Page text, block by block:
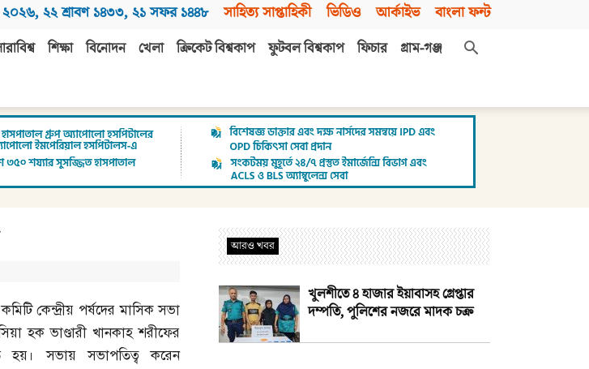
, ২২ শ্রাবণ ১৪৩৩, ২১ সফর ১৪৪৮ সাহিত্য সাপ্তাহিকী ভিডিও আর্কাইভ বাংলা ফন্ট
শিক্ষা বিনোদন খেলা ক্রিকেট বিশ্বকাপ ফুটবল বিশ্বকাপ ফিচার
গ্রাম-গঞ্জ
কেন্দ্রীয় পর্ষদের মাসিক সভা
হক ভাণ্ডারী খানকাহ শরীফের
হয়। সভায় সভাপতিত্ব করেন
আরও খবর
খুলশীতে ৪ হাজার ইয়াবাসহ গ্রেপ্তার
দম্পতি, পুলিশের নজরে মাদক চক্র